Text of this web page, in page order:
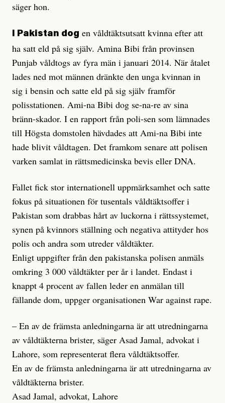
säger hon.
I Pakistan dog en våldtäktsutsatt kvinna efter att
ha satt eld på sig själv. Amina Bibi från provinsen
Punjab våldtogs av fyra män i januari 2014. När åtalet
lades ned mot männen dränkte den unga kvinnan in
sig i bensin och satte eld på sig själv framför
polisstationen. Ami-na Bibi dog se-na-re av sina
bränn-skador. I en rapport från poli-sen som lämnades
till Högsta domstolen hävdades att Ami-na Bibi inte
hade blivit våldtagen. Det framkom senare att polisen
varken samlat in rättsmedicinska bevis eller DNA.
Fallet fick stor internationell uppmärksamhet och satte
fokus på situationen för tusentals våldtäktsoffer i
Pakistan som drabbas hårt av luckorna i rättssystemet,
synen på kvinnors ställning och negativa attityder hos
polis och andra som utreder våldtäkter.
Enligt uppgifter från den pakistanska polisen anmäls
omkring 3 000 våldtäkter per år i landet. Endast i
knappt 4 procent av fallen leder en anmälan till
fällande dom, uppger organisationen War against rape.
– En av de främsta anledningarna är att utredningarna
av våldtäkterna brister, säger Asad Jamal, advokat i
Lahore, som representerat flera våldtäktsoffer.
En av de främsta anledningarna är att utredningarna av
våldtäkterna brister.
Asad Jamal, advokat, Lahore